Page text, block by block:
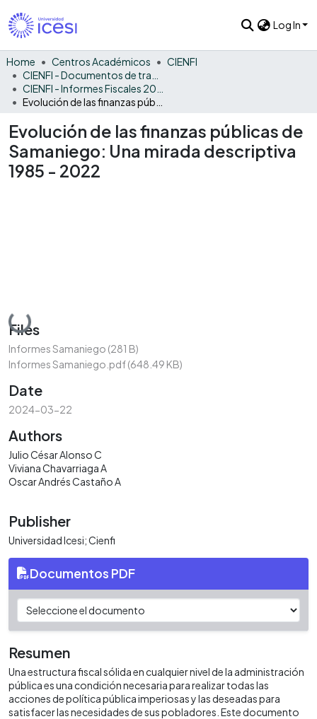
Log In
Home Centros Académicos
CIENFI
Evolución de las finanzas públicas de
Samaniego: Una mirada descriptiva
1985 - 2022
Loading...
Files
Informes Samaniego (281 B)
Informes Samaniego.pdf(648.49 KB)
Date
2024-03-22
Authors
Julio César Alonso C
Viviana Chavarriaga A
Oscar Andrés Castaño A
Publisher
Universidad Icesi; Cienfi
Documentos PDF
Resumen
Una estructura fiscal sólida en cualquier nivel de la administración
pública es una condición necesaria para realizar todas las
acciones de política pública imperiosas y las deseadas para
satisfacer las necesidades de sus pobladores. Este documento